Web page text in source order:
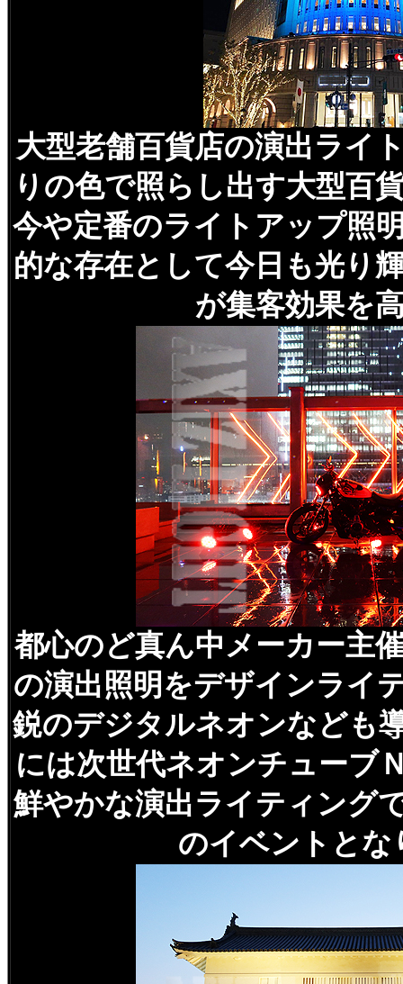
大型老舗百貨店の演出ライ
りの色で照らし出す大型百
今や定番のライトアップ照
的な存在として今日も光り
が集客効果を
都心のど真ん中メーカー主
の演出照明をデザインライ
鋭のデジタルネオンなども
には次世代ネオンチューブ
鮮やかな演出ライティング
のイベントとな